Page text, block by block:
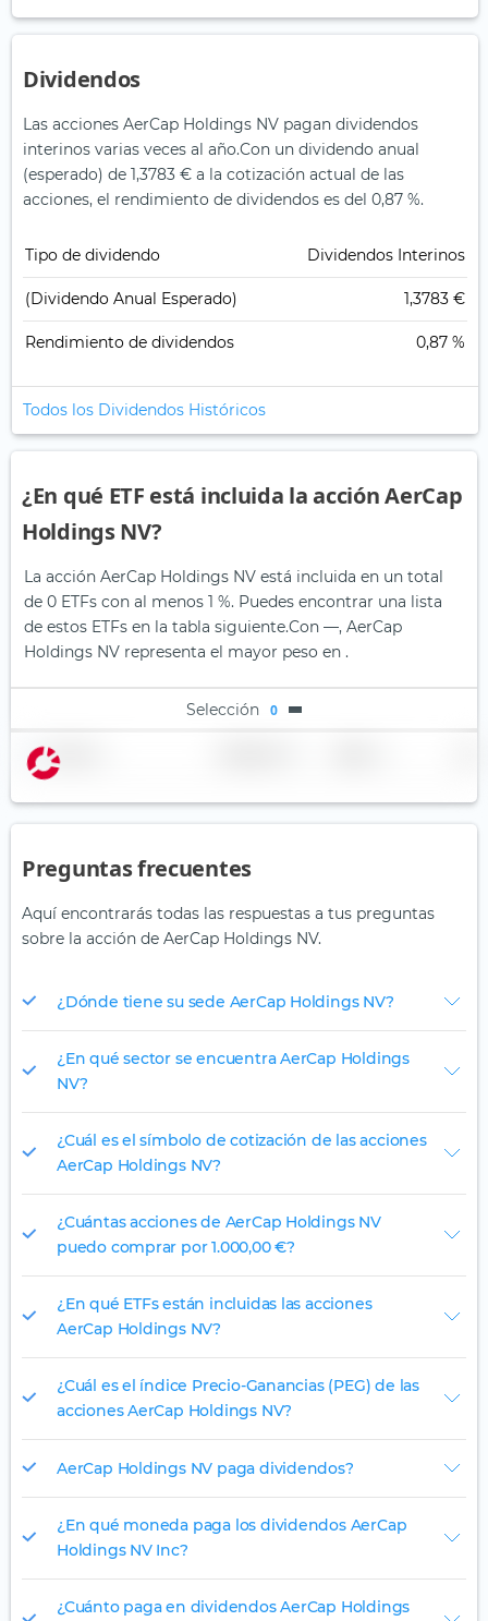
Dividendos
Las acciones AerCap Holdings NV pagan dividendos
interinos varias veces al año.Con un dividendo anual
(esperado) de 1,3783 € a la cotización actual de las
acciones, el rendimiento de dividendos es del 0,87 %.
Tipo de dividendo Dividendos Interinos
(Dividendo Anual Esperado) 1,3783 €
Rendimiento de dividendos 0,87 %
Todos los Dividendos Históricos
¿En qué ETF está incluida la acción AerCap
Holdings NV?
La acción AerCap Holdings NV está incluida en un total
de 0 ETFs con al menos 1 %. Puedes encontrar una lista
de estos ETFs en la tabla siguiente.Con —, AerCap
Holdings NV representa el mayor peso en .
Selección 0
Nombre
Preguntas frecuentes
Aquí encontrarás todas las respuestas a tus preguntas
sobre la acción de AerCap Holdings NV.
¿Dónde tiene su sede AerCap Holdings NV?
¿En qué sector se encuentra AerCap Holdings
NV?
¿Cuál es el símbolo de cotización de las acciones
AerCap Holdings NV?
¿Cuántas acciones de AerCap Holdings NV
puedo comprar por 1.000,00 €?
¿En qué ETFs están incluidas las acciones
AerCap Holdings NV?
¿Cuál es el índice Precio-Ganancias (PEG) de las
acciones AerCap Holdings NV?
AerCap Holdings NV paga dividendos?
¿En qué moneda paga los dividendos AerCap
Holdings NV Inc?
¿Cuánto paga en dividendos AerCap Holdings